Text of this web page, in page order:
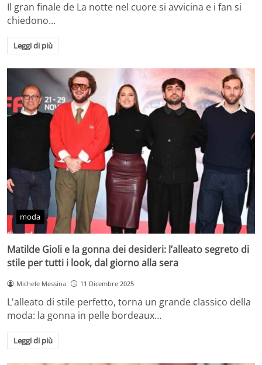
Il gran finale de La notte nel cuore si avvicina e i fan si
chiedono…
Leggi di più
moda
Matilde Gioli e la gonna dei desideri: l’alleato segreto di
stile per tutti i look, dal giorno alla sera
Michele Messina 11 Dicembre 2025
L'alleato di stile perfetto, torna un grande classico della
moda: la gonna in pelle bordeaux…
Leggi di più